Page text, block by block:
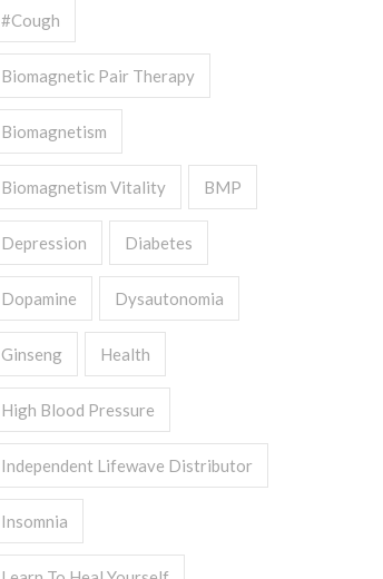
#cough
Biomagnetic Pair Therapy
Biomagnetism
Biomagnetism Vitality BMP
Depression Diabetes
Dopamine Dysautonomia
Ginseng Health
High Blood Pressure
Independent Lifewave Distributor
Insomnia